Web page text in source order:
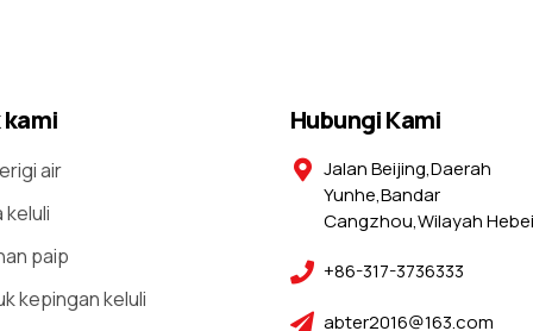
air
keluli
paip
kepingan keluli
Hubungi Kami
Jalan Beijing,Daerah
Yunhe,Bandar
Cangzhou,Wilayah
+86-317-3736333
abter2016@163.com